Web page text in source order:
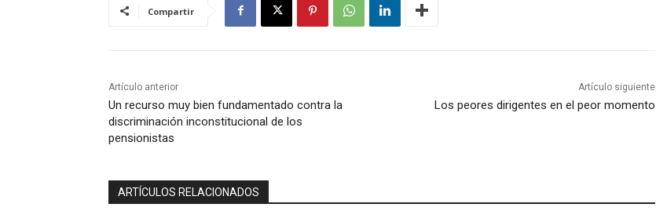
Compartir
Artículo anterior
Un recurso muy bien fundamentado contra la
discriminación inconstitucional de los
pensionistas
Artículo siguiente
Los peores dirigentes en el peor momento
ARTÍCULOS RELACIONADOS